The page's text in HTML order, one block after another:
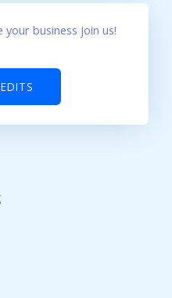
your business join us!